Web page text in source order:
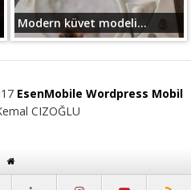
Modern küvet modeli...
EsenMobile Wordpress Mobil
CIZOĞLU